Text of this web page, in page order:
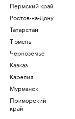
Пермский край
Ростов-на-Дону
Татарстан
Тюмень
Черноземье
Кавказ
Карелия
Мурманск
Приморский
край